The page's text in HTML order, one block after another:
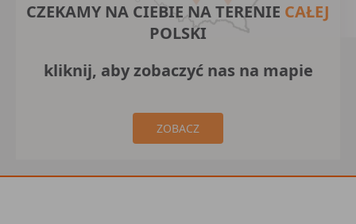
CZEKAMY NA CIEBIE NA TERENIE CAŁEJ
POLSKI
kliknij, aby zobaczyć nas na mapie
ZOBACZ